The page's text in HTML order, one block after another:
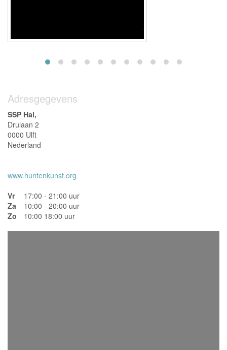
Adresgegevens
SSP Hal,
Drulaan 2
0000 Ulft
Nederland
www.huntenkunst.org
Vr
17:00 - 21:00 uur
Za
10:00 - 20:00 uur
Zo
10:00 18:00 uur